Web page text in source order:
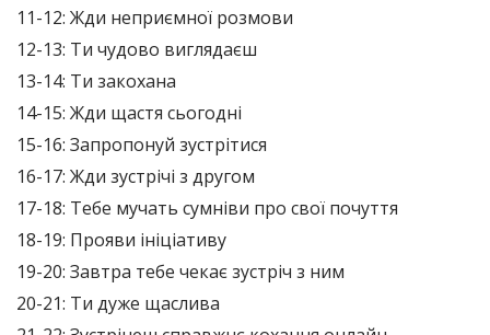
11-12: Жди неприємної розмови
12-13: Ти чудово виглядаєш
13-14: Ти закохана
14-15: Жди щастя сьогодні
15-16: Запропонуй зустрітися
16-17: Жди зустрічі з другом
17-18: Тебе мучать сумніви про свої почуття
18-19: Прояви ініціативу
19-20: Завтра тебе чекає зустріч з ним
20-21: Ти дуже щаслива